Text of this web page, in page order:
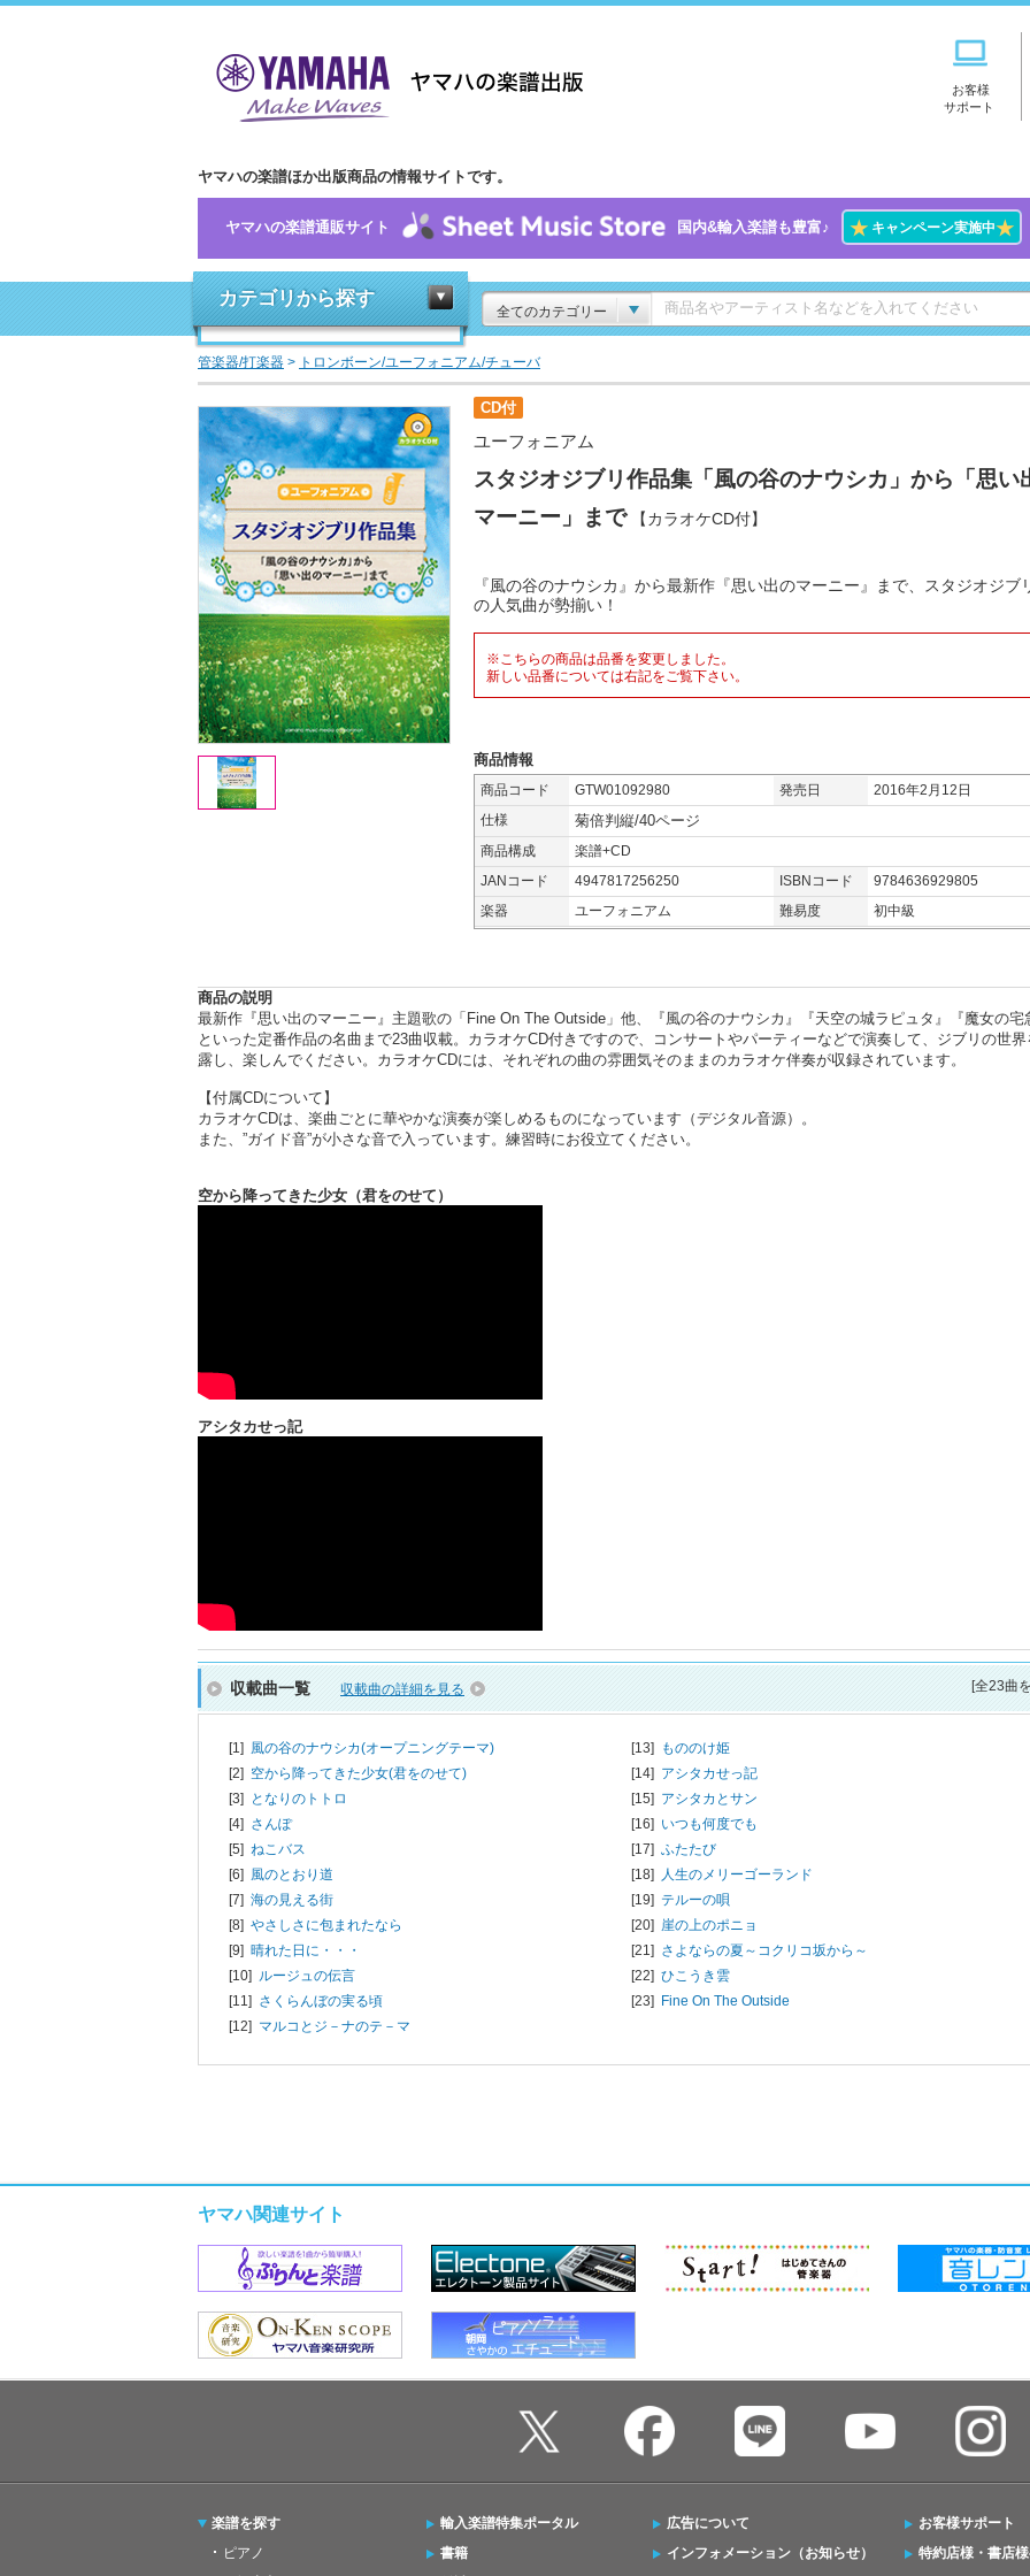
お客様
サポート
ヤマハの楽譜ほか出版商品の情報サイトです。
ヤマハの楽譜通販サイト 国内&輸入楽譜も豊富♪ ★キャンペーン実施中★
カテゴリから探す
全てのカテゴリー
管楽器/打楽器 > トロンボーン/ユーフォニアム/チューバ
CD付
ユーフォニアム
スタジオジブリ作品集「風の谷のナウシカ」から「思い
マーニー」まで【カラオケCD付】
『風の谷のナウシカ』から最新作『思い出のマーニー』まで、スタジオジブ
の人気曲が勢揃い！
※こちらの商品は品番を変更しました。
新しい品番については右記をご覧下さい。
商品情報
商品コード GTW01092980 発売日
2016年2月12日
仕様
菊倍判縦/40ページ
商品構成
楽譜+CD
JANコード
4947817256250 ISBNコード
9784636929805
楽器
ユーフォニアム 難易度 初中級
商品の説明
最新作『思い出のマーニー』主題歌の「Fine On The Outside」他、『風の谷のナウシカ』『天空の城ラピュタ』『魔女の宅
といった定番作品の名曲まで23曲収載。カラオケCD付きですので、コンサートやパーティーなどで演奏して、ジブリの世界
露し、楽しんでください。カラオケCDには、それぞれの曲の雰囲気そのままのカラオケ伴奏が収録されています。
【付属CDについて】
カラオケCDは、楽曲ごとに華やかな演奏が楽しめるものになっています（デジタル音源）。
また、”ガイド音”が小さな音で入っています。練習時にお役立てください。
空から降ってきた少女（君をのせて）
アシタカせっ記
収載曲一覧 収載曲の詳細を見る [全23曲
[1] 風の谷のナウシカ(オープニングテーマ)
[2] 空から降ってきた少女(君をのせて)
[3] となりのトトロ
[4] さんぽ
[5] ねこバス
[6] 風のとおり道
[7] 海の見える街
[8] やさしさに包まれたなら
[9] 晴れた日に・・・
[10] ルージュの伝言
[11] さくらんぼの実る頃
[12] マルコとジ－ナのテ－マ
[13] もののけ姫
[14] アシタカせっ記
[15] アシタカとサン
[16] いつも何度でも
[17] ふたたび
[18] 人生のメリーゴーランド
[19] テルーの唄
[20] 崖の上のポニョ
[21] さよならの夏～コクリコ坂から～
[22] ひこうき雲
[23] Fine On The Outside
ヤマハ関連サイト
楽譜を探す
ピアノ
輸入楽譜特集ポータル
書籍
広告について
インフォメーション（お知らせ）
お客様サポート
特約店様・書店